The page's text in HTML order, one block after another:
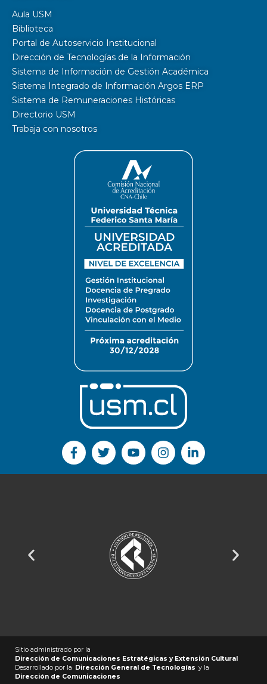
Aula USM
Biblioteca
Portal de Autoservicio Institucional
Dirección de Tecnologías de la Información
Sistema de Información de Gestión Académica
Sistema Integrado de Información Argos ERP
Sistema de Remuneraciones Históricas
Directorio USM
Trabaja con nosotros
Sitio administrado por la
Dirección de Comunicaciones Estratégicas y Extensión Cultural
Desarrollado por la Dirección General de Tecnologías y la
Dirección de Comunicaciones